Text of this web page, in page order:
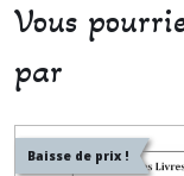
Vous
par
Baisse de prix !